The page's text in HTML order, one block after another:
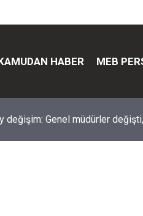
HABER MEB
değişim: Genel müdürler